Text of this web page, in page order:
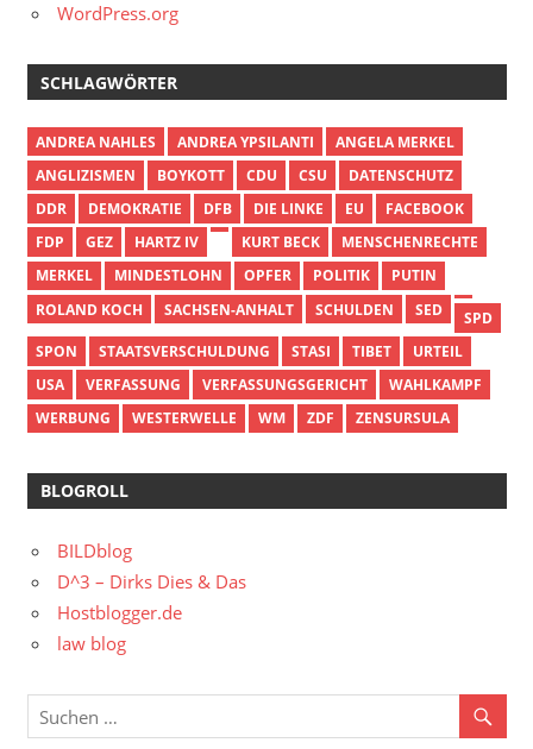
WordPress.org
SCHLAGWÖRTER
ANDREA NAHLES ANDREA YPSILANTI
ANGELA MERKEL
ANGLIZISMEN
BOYKOTT CDU CSU
DATENSCHUTZ
DDR
DEMOKRATIE DFB DIE LINKE EU
FACEBOOK
FDP
GEZ HARTZ IV KURT BECK
MENSCHENRECHTE
MERKEL
MINDESTLOHN OPFER POLITIK
PUTIN
ROLAND KOCH
SACHSEN-ANHALT SCHULDEN SED
SPD
SPON
STAATSVERSCHULDUNG STASI TIBET
URTEIL
USA
VERFASSUNG VERFASSUNGSGERICHT
WAHLKAMPF
WERBUNG
WESTERWELLE WM ZDF ZENSURSULA
BLOGROLL
BILDblog
D^3 – Dirks Dies & Das
Hostblogger.de
law blog